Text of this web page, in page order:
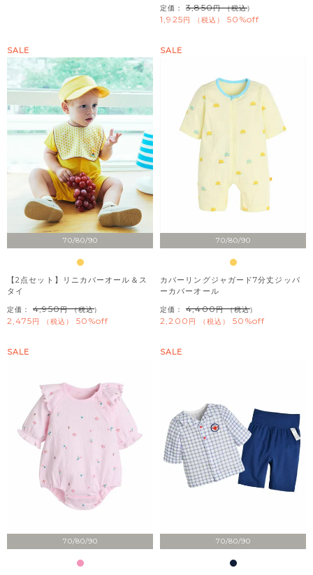
定価： 3,850 （税込）
1,925 税込 50%off
70/80/90
SALE
【2点セット】リニカバーオール＆ス
タイ
定価： 4,950 （税込）
2,475 税込 50%off
70/80/90
SALE
カバーリングジャガード7分丈ジッパ
ーカバーオール
定価： 4,400 （税込）
2,200 税込 50%off
70/80/90
SALE
70/80/90
SALE